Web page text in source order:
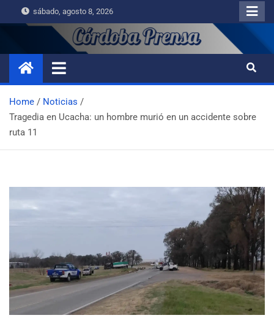
sábado, agosto 8, 2026
Home
Noticias
Tragedia en Ucacha: un hombre murió en un accidente sobre
ruta 11